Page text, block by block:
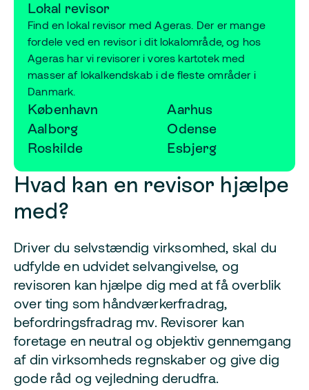
Lokal revisor
Find en lokal revisor med Ageras. Der er mange
fordele ved en revisor i dit lokalområde, og hos
Ageras har vi revisorer i vores kartotek med
masser af lokalkendskab i de fleste områder i
Danmark.
København
Aarhus
Aalborg
Odense
Roskilde
Esbjerg
Hvad kan en revisor hjælpe
med?
Driver du selvstændig virksomhed, skal du
udfylde en udvidet selvangivelse, og
revisoren kan hjælpe dig med at få overblik
over ting som håndværkerfradrag,
befordringsfradrag mv. Revisorer kan
foretage en neutral og objektiv gennemgang
af din virksomheds regnskaber og give dig
gode råd og vejledning derudfra.